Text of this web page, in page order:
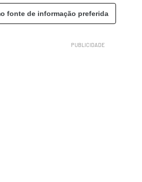
fonte de informação preferida